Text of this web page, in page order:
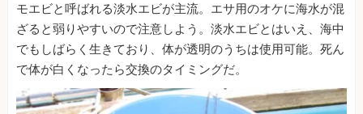
モエビと呼ばれる淡水エビが主流。エサ用のオケに海水が混
ざると弱りやすいので注意しよう。淡水エビとはいえ、海中
でもしばらく生きており、体が透明のうちは使用可能。死ん
で体が白くなったら交換のタイミングだ。